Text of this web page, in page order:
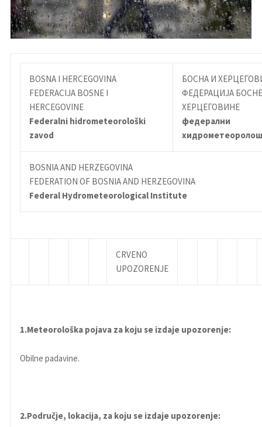
BOSNA I HERCEGOVINA
FEDERACIJA BOSNE I
HERCEGOVINE
Federalni hidrometeorološki
zavod
БОСНА И
ФЕДЕРАЦИЈА
ХЕРЦЕГОВИНЕ
федерални
BOSNIA AND HERZEGOVINA
FEDERATION OF BOSNIA AND HERZEGOVINA
Federal Hydrometeorological Institute
CRVENO
UPOZORENJE
1.Meteorološka pojava za koju se izdaje upozorenje:
Obilne padavine.
2.Područje, lokacija, za koju se izdaje upozorenje: